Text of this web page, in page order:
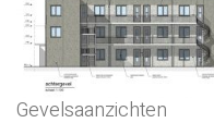
Gevelsaanzichten